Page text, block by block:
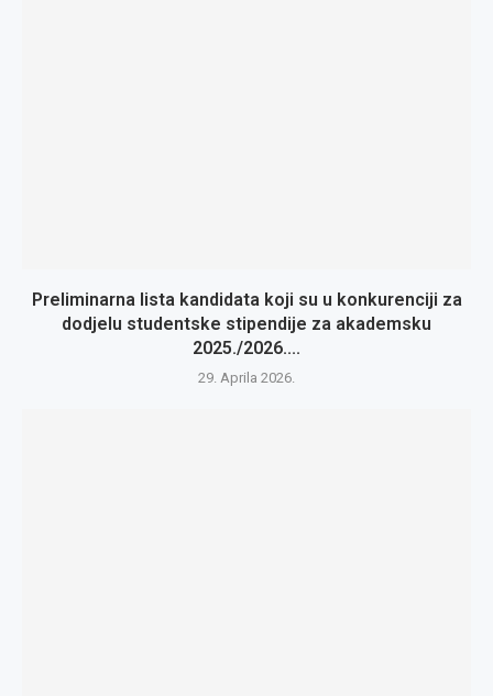
Preliminarna lista kandidata koji su u konkurenciji za
dodjelu studentske stipendije za akademsku
2025./2026....
29. Aprila 2026.